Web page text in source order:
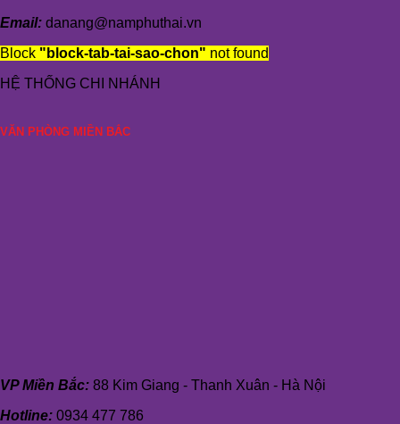
Email: danang@namphuthai.vn
Block "block-tab-tai-sao-chon" not found
HỆ THỐNG CHI NHÁNH
VĂN PHÒNG MIỀN BẮC
VP Miền Bắc: 88 Kim Giang - Thanh Xuân - Hà Nội
Hotline: 0934 477 786